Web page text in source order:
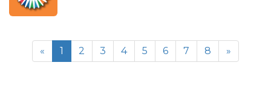
« 1 2 3 4 5 6 7 8 »